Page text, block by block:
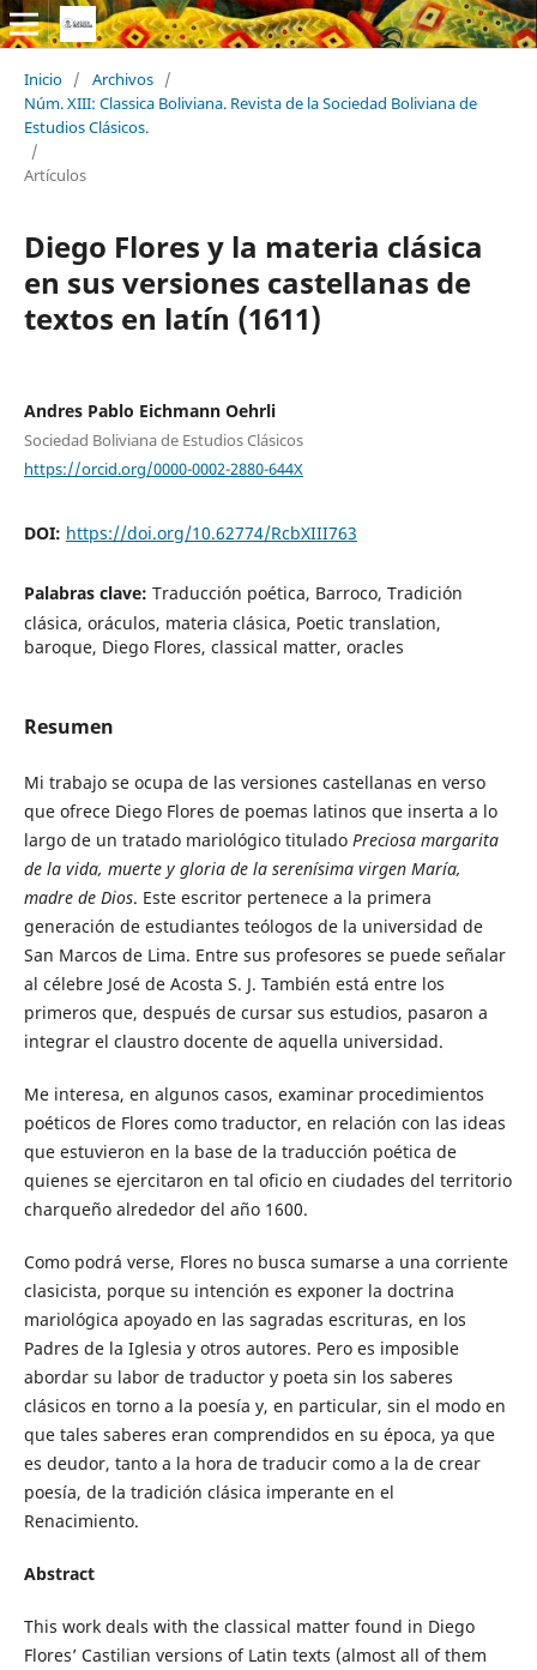
Inicio / Archivos /
Núm. XIII: Classica Boliviana. Revista de la Sociedad Boliviana de
Estudios Clásicos.
/
Artículos
Diego Flores y la materia clásica
en sus versiones castellanas de
textos en latín (1611)
Andres Pablo Eichmann Oehrli
Sociedad Boliviana de Estudios Clásicos
https://orcid.org/0000-0002-2880-644X
DOI: https://doi.org/10.62774/RcbXIII763
Palabras clave: Traducción poética, Barroco, Tradición
clásica, oráculos, materia clásica, Poetic translation,
baroque, Diego Flores, classical matter, oracles
Resumen
Mi trabajo se ocupa de las versiones castellanas en verso
que ofrece Diego Flores de poemas latinos que inserta a lo
largo de un tratado mariológico titulado Preciosa margarita
de la vida, muerte y gloria de la serenísima virgen María,
madre de Dios. Este escritor pertenece a la primera
generación de estudiantes teólogos de la universidad de
San Marcos de Lima. Entre sus profesores se puede señalar
al célebre José de Acosta S. J. También está entre los
primeros que, después de cursar sus estudios, pasaron a
integrar el claustro docente de aquella universidad.
Me interesa, en algunos casos, examinar procedimientos
poéticos de Flores como traductor, en relación con las ideas
que estuvieron en la base de la traducción poética de
quienes se ejercitaron en tal oficio en ciudades del territorio
charqueño alrededor del año 1600.
Como podrá verse, Flores no busca sumarse a una corriente
clasicista, porque su intención es exponer la doctrina
mariológica apoyado en las sagradas escrituras, en los
Padres de la Iglesia y otros autores. Pero es imposible
abordar su labor de traductor y poeta sin los saberes
clásicos en torno a la poesía y, en particular, sin el modo en
que tales saberes eran comprendidos en su época, ya que
es deudor, tanto a la hora de traducir como a la de crear
poesía, de la tradición clásica imperante en el
Renacimiento.
Abstract
This work deals with the classical matter found in Diego
Flores’ Castilian versions of Latin texts (almost all of them